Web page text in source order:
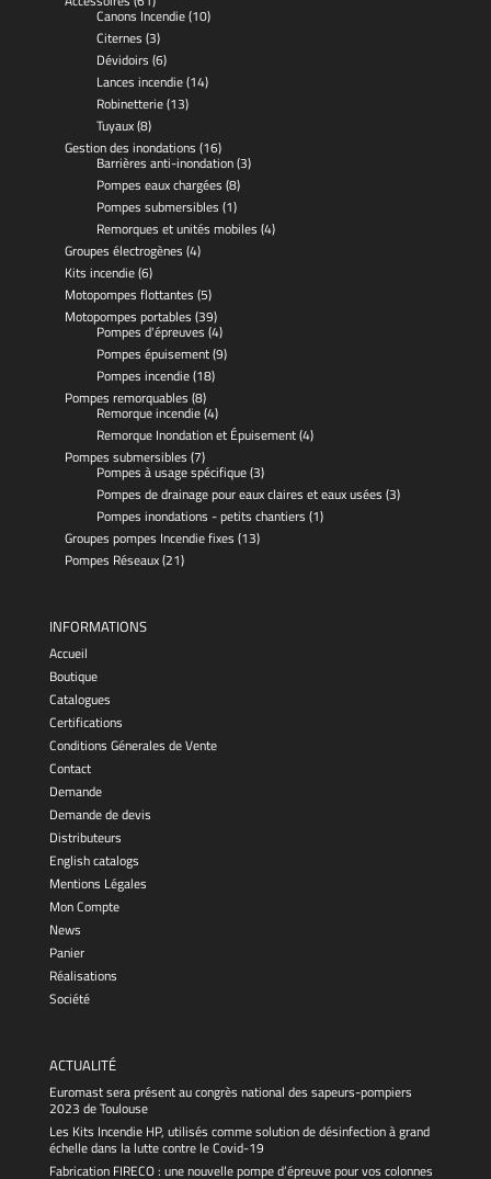
Canons Incendie(10)
Citernes (3)
Dévidoirs (6)
Lances incendie(14)
Robinetterie(13)
Tuyaux(8)
Gestion des inondations (16)
Barrières anti-inondation(3)
Pompes eaux chargées (8)
Pompes submersibles (1)
Remorques et unités mobiles (4)
Groupes électrogènes (4)
Kits incendie(6)
Motopompes flottantes (5)
Motopompes portables (39)
Pompes d'épreuves (4)
Pompes épuisement(9)
Pompes incendie(18)
Pompes remorquables (8)
Remorque incendie(4)
Remorque Inondation et Épuisement(4)
Pompes submersibles (7)
Pompes à usage spécifique(3)
Pompes de drainage pour eaux claires et eaux usées (3)
Pompes inondations - petits chantiers (1)
Groupes pompes Incendie fixes (13)
Pompes Réseaux(21)
INFORMATIONS
Accueil
Boutique
Catalogues
Certifications
Conditions Génerales de Vente
Contact
Demande
Demande de devis
Distributeurs
English catalogs
Mentions Légales
Mon Compte
News
Panier
Réalisations
Société
ACTUALITÉ
Euromast sera présent au congrès national des sapeurs-pompiers
2023 de Toulouse
Les Kits Incendie HP, utilisés comme solution de désinfection à grand
échelle dans la lutte contre le Covid-19
Fabrication FIRECO : une nouvelle pompe d’épreuve pour vos colonnes